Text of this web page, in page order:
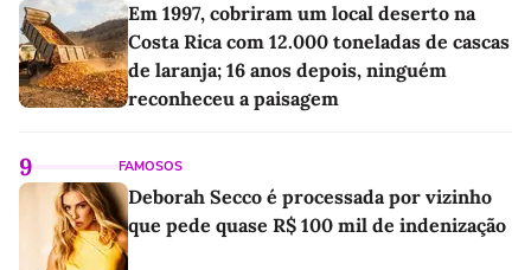
Em 1997, cobriram um local deserto na
Costa Rica com 12.000 toneladas de cascas
de laranja; 16 anos depois, ninguém
reconheceu a paisagem
9 FAMOSOS
Deborah Secco é processada por vizinho
que pede quase R$ 100 mil de indenização